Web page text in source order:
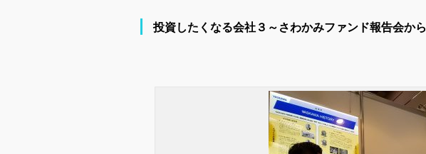
投資したくなる会社３～さわかみファンド報告会から